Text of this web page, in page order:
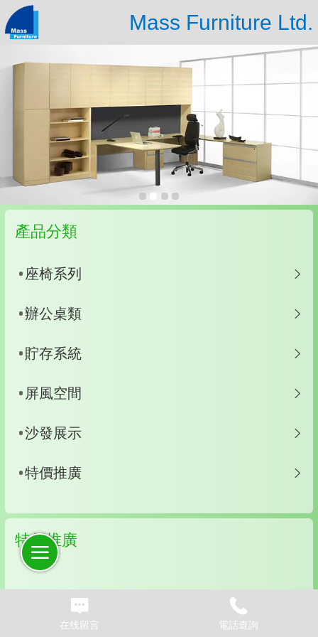
Mass Furniture Ltd.
產品分類
座椅系列
辦公桌類
貯存系統
屏風空間
沙發展示
特價推廣
特價推廣
在线留言 電話查詢